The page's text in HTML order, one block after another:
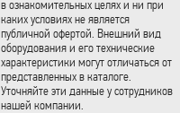
в ознакомительных целях и ни при
каких условиях не является
публичной офертой. Внешний вид
оборудования и его технические
характеристики могут отличаться от
представленных в каталоге.
Уточняйте эти данные у сотрудников
нашей компании.